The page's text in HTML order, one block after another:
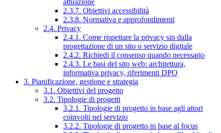
attuazione
2.3.7. Obiettivi accessibilità
2.3.8. Normativa e approfondimenti
2.4. Privacy
2.4.1. Come rispettare la privacy sin dalla
progettazione di un sito o servizio digitale
2.4.2. Richiedi il consenso quando necessario
2.4.3. Le basi del sito web: architettura,
informativa privacy, riferimenti DPO
3. Pianificazione, gestione e strategia
3.1. Obiettivi del progetto
3.2. Tipologie di progetti
3.2.1. Tipologie di progetto in base agli attori
coinvolti nel servizio
3.2.2. Tipologie di progetto in base al focus